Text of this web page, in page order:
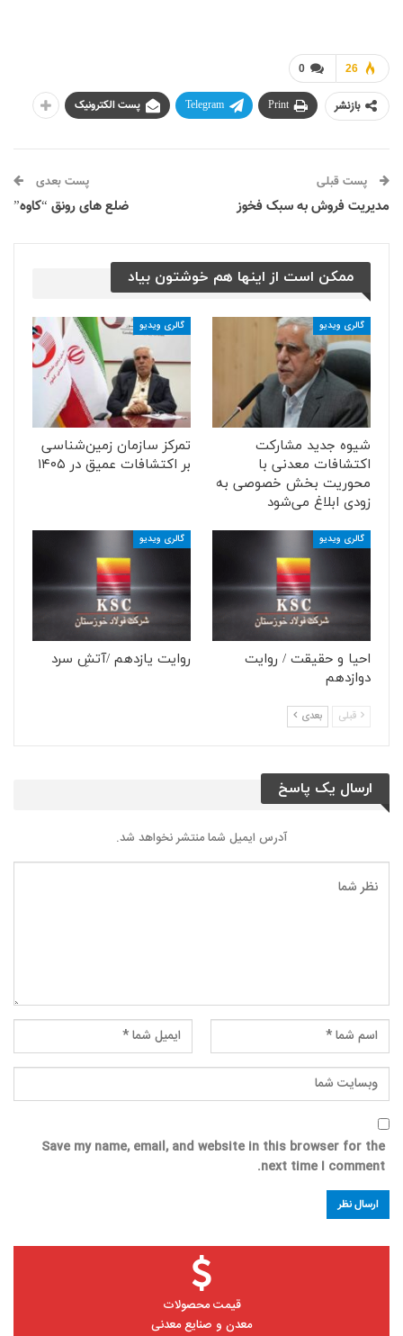
0 26
بازنشر Print
Telegram پست الکترونیک
پست قبلی
مدیریت فروش به سبک فخوز
پست بعدی
ضلع های رونق “کاوه”
ممکن است از اینها هم خوشتون بیاد
گالری ویدیو
شیوه جدید مشارکت
اکتشافات معدنی با
محوریت بخش خصوصی به
زودی ابلاغ می‌شود
گالری ویدیو
تمرکز سازمان زمین‌شناسی
بر اکتشافات عمیق در ۱۴۰۵
گالری ویدیو
احیا و حقیقت / روایت
دوازدهم
گالری ویدیو
روایت یازدهم /آتشِ سرد
قبلی بعدی
ارسال یک پاسخ
آدرس ایمیل شما منتشر نخواهد شد.
Save my name, email, and website in this browser for the
next time I comment.
قیمت محصولات
معدن و صنایع معدنی